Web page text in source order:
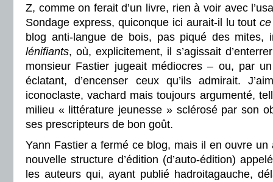
Z, comme on ferait d’un livre, rien à voir avec
Sondage express, quiconque ici aurait-il lu toutce
blog anti-langue de bois, pas piqué des mites,
lénifiants, où, explicitement, il s’agissait
monsieur Fastier jugeait médiocres – ou, par
éclatant, d’encenser ceux qu’ils admirait.
iconoclaste, vachard mais toujours argumenté,
milieu « littérature jeunesse » sclérosé par son
ses prescripteurs de bon goût.
Yann Fastier a fermé ce blog, mais il en ouvre
nouvelle structure d’édition (d’auto-édition)
les auteurs qui, ayant publié hadroitagauche,